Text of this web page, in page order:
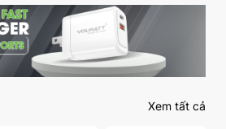
Xem tất cả